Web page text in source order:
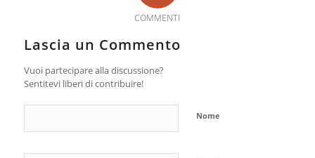
COMMENTI
Lascia un Commento
Vuoi partecipare alla discussione?
Sentitevi liberi di contribuire!
Nome